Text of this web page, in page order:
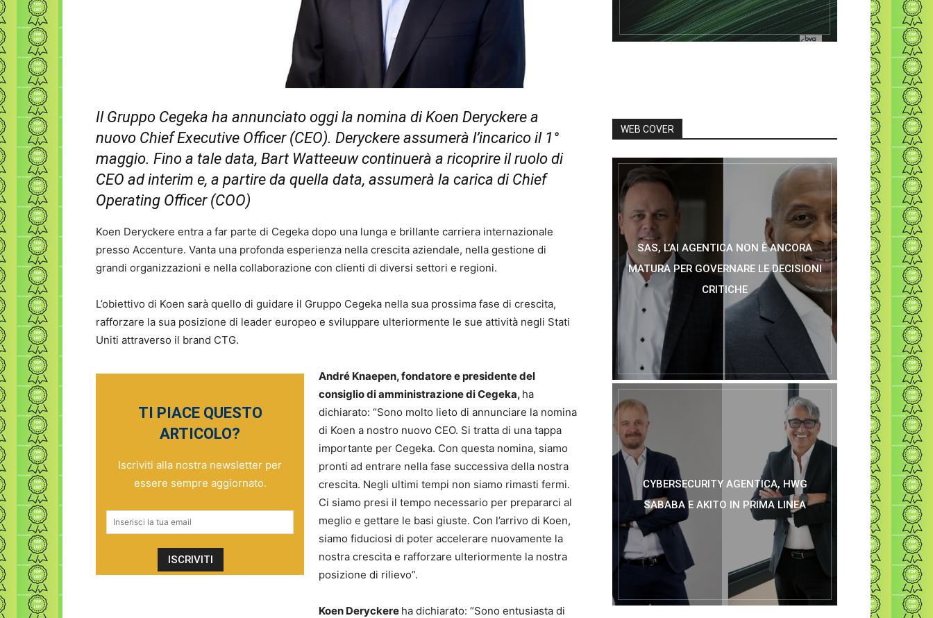
Il Gruppo Cegeka ha annunciato oggi la nomina di Koen Deryckere a
nuovo Chief Executive Officer (CEO). Deryckere assumerà l’incarico il 1°
maggio. Fino a tale data, Bart Watteeuw continuerà a ricoprire il ruolo di
CEO ad interim e, a partire da quella data, assumerà la carica di Chief
Operating Officer (COO)
Koen Deryckere entra a far parte di Cegeka dopo una lunga e brillante carriera internazionale
presso Accenture. Vanta una profonda esperienza nella crescita aziendale, nella gestione di
grandi organizzazioni e nella collaborazione con clienti di diversi settori e regioni.
L’obiettivo di Koen sarà quello di guidare il Gruppo Cegeka nella sua prossima fase di crescita,
rafforzare la sua posizione di leader europeo e sviluppare ulteriormente le sue attività negli Stati
Uniti attraverso il brand CTG.
TI PIACE QUESTO
ARTICOLO?
Iscriviti alla nostra newsletter per
essere sempre aggiornato.
André Knaepen, fondatore e presidente del
consiglio di amministrazione di Cegeka, ha
dichiarato: “Sono molto lieto di annunciare la nomina
di Koen a nostro nuovo CEO. Si tratta di una tappa
importante per Cegeka. Con questa nomina, siamo
pronti ad entrare nella fase successiva della nostra
crescita. Negli ultimi tempi non siamo rimasti fermi.
Ci siamo presi il tempo necessario per prepararci al
meglio e gettare le basi giuste. Con l’arrivo di Koen,
siamo fiduciosi di poter accelerare nuovamente la
nostra crescita e rafforzare ulteriormente la nostra
posizione di rilievo”.
Koen Deryckere ha dichiarato: “Sono entusiasta di
WEB COVER
SAS, L’AI AGENTICA NON È ANCORA
MATURA PER GOVERNARE LE DECISIONI
CRITICHE
CYBERSECURITY AGENTICA, HWG
SABABA E AKITO IN PRIMA LINEA